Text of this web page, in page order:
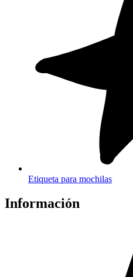
Etiqueta para mochilas
Información